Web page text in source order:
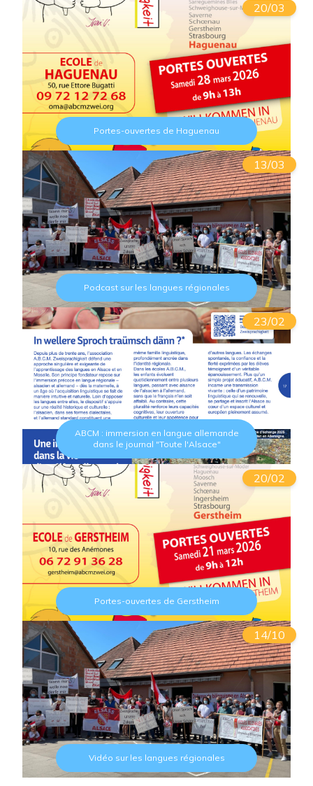
20/03
Portes-ouvertes de Haguenau
13/03
Podcast sur les langues régionales
23/02
ABCM : immersion en langue allemande
dans le journal "Toute l'Alsace"
20/02
Portes-ouvertes de Gerstheim
14/10
Vidéo sur les langues régionales